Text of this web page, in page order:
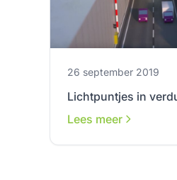
26 september 2019
Lichtpuntjes in
Lees meer